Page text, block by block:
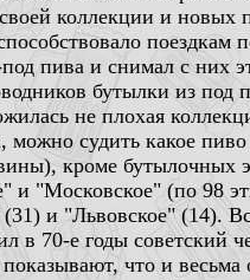
коллекции и новых
поездкам
пива и снимал с них
бутылки из под
не плохая
можно судить какое
кроме бутылочных
и "Московское" (по 98
и "Львовское" (14).
в 70-е годы советский
что и